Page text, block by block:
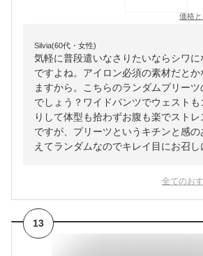
価格
Silvia(60代・女性)
気軽に普段遣いなさりたいならシワ
ですよね。アイロン必須の素材だとか
ますから。こちらのランダムプリー
でしょう？ワイドパンツでウェストも
りして体型も拾わずお腹も楽でスト
ですが、プリーツというキチンと感
えてランダムなのでキレイ目にお召し
全てのお
13